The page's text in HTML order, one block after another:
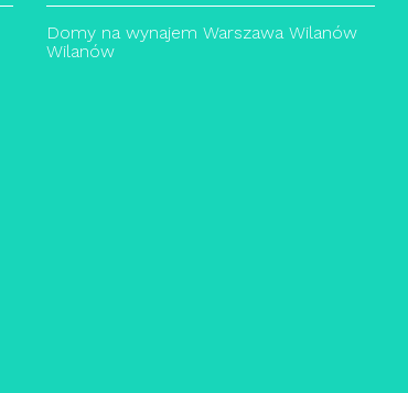
Domy na wynajem Warszawa Wilanów
Wilanów